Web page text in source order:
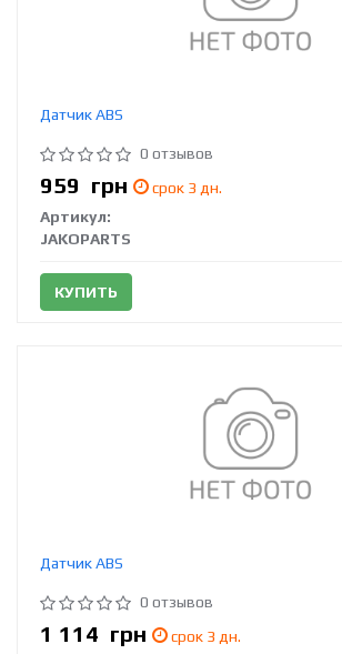
Датчик ABS
0 отзывов
959 грн
срок 3 дн.
Артикул:
JAKOPARTS
КУПИТЬ
Датчик ABS
0 отзывов
1 114 грн
срок 3 дн.